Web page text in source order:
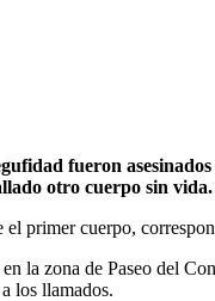
fueron
otro cuerpo sin vida.
el primer cuerpo,
la zona de Paseo del
los llamados.